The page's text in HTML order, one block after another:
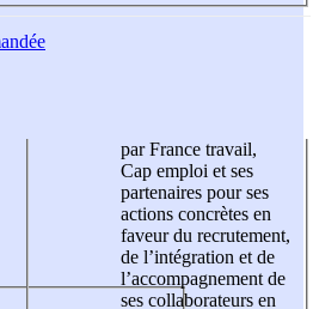
par France travail,
Cap emploi et ses
partenaires pour ses
actions concrètes en
faveur du recrutement,
de l’intégration et de
l’accompagnement de
ses collaborateurs en